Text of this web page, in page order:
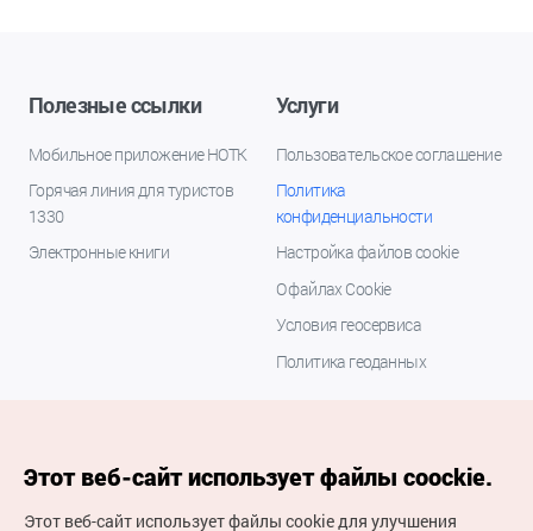
Полезные ссылки
Мобильное приложение НОТК
Горячая линия для туристов
1330
Электронные книги
Услуги
Пользовательское соглашение
Политика
конфиденциальности
Настройка файлов cookie
О файлах Cookie
Условия геосервиса
Политика геоданных
Этот веб-сайт использует файлы coockie.
Этот веб-сайт использует файлы cookie для улучшения